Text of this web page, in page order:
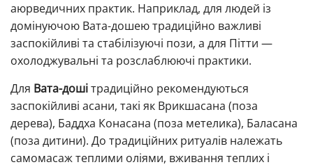
аюрведичних практик. Наприклад, для людей із
домінуючою Вата-дошею традиційно важливі
заспокійливі та стабілізуючі пози, а для Пітти —
охолоджувальні та розслаблюючі практики.
Для Вата-дошітрадиційно рекомендуються
заспокійливі асани, такі як Врикшасана (поза
дерева), Баддха Конасана (поза метелика), Баласана
(поза дитини). До традиційних ритуалів належать
самомасаж теплими оліями, вживання теплих і